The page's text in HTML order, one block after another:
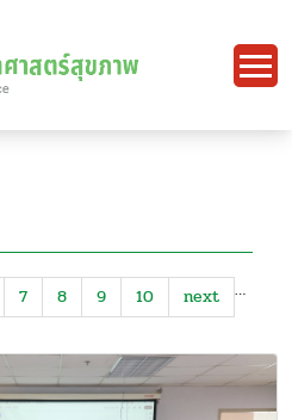
7 8 9 10 …
next